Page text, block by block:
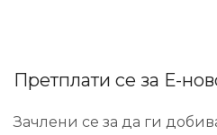
Претплати се за Е-
Зачлени се за да ги